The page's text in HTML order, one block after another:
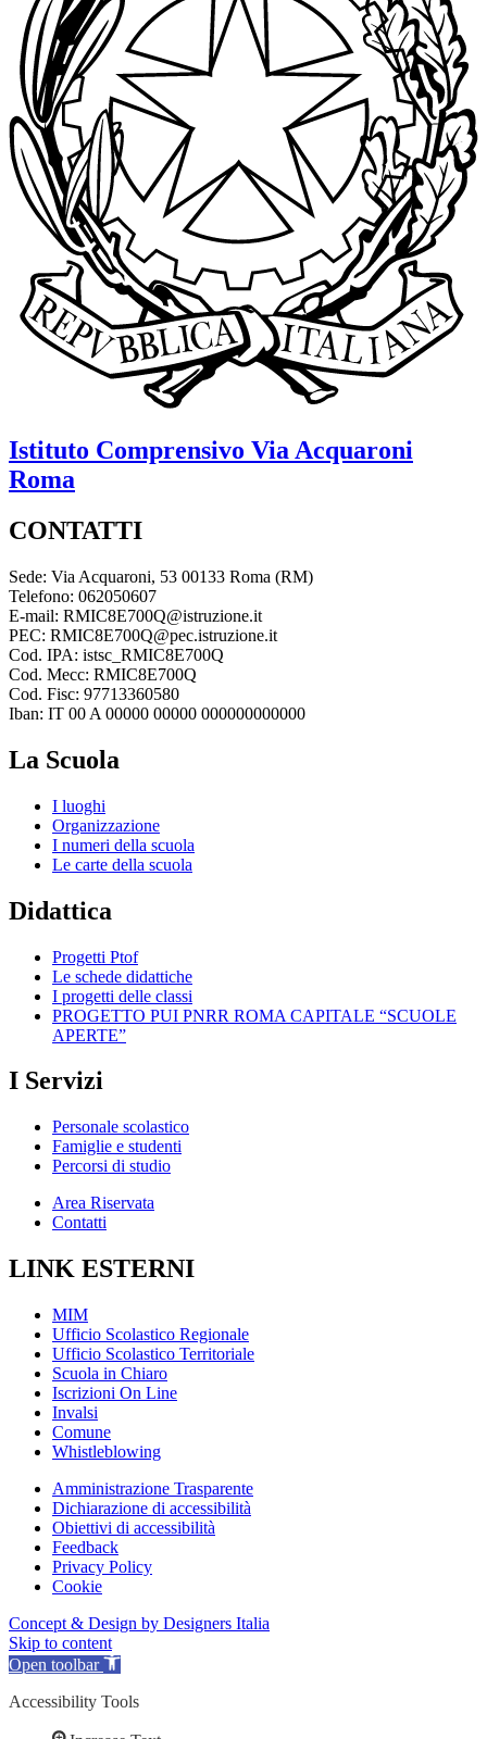
Istituto Comprensivo Via Acquaroni
Roma
CONTATTI
Sede: Via Acquaroni, 53 00133 Roma (RM)
Telefono: 062050607
E-mail: RMIC8E700Q@istruzione.it
PEC: RMIC8E700Q@pec.istruzione.it
Cod. IPA: istsc_RMIC8E700Q
Cod. Mecc: RMIC8E700Q
Cod. Fisc: 97713360580
Iban: IT 00 A 00000 00000 000000000000
La Scuola
I luoghi
Organizzazione
I numeri della scuola
Le carte della scuola
Didattica
Progetti Ptof
Le schede didattiche
I progetti delle classi
PROGETTO PUI PNRR ROMA CAPITALE “SCUOLE
APERTE”
I Servizi
Personale scolastico
Famiglie e studenti
Percorsi di studio
Area Riservata
Contatti
LINK ESTERNI
MIM
Ufficio Scolastico Regionale
Ufficio Scolastico Territoriale
Scuola in Chiaro
Iscrizioni On Line
Invalsi
Comune
Whistleblowing
Amministrazione Trasparente
Dichiarazione di accessibilità
Obiettivi di accessibilità
Feedback
Privacy Policy
Cookie
Concept & Design by Designers Italia
Skip to content
Open toolbar
Accessibility Tools